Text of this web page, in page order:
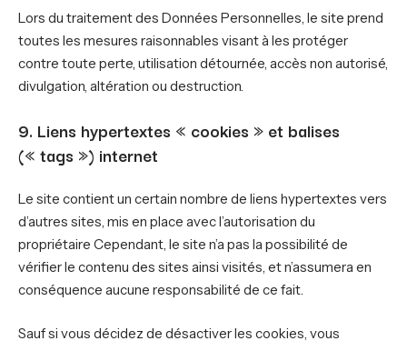
Lors du traitement des Données Personnelles, le site prend
toutes les mesures raisonnables visant à les protéger
contre toute perte, utilisation détournée, accès non autorisé,
divulgation, altération ou destruction.
9. Liens hypertextes « cookies » et balises
(« tags ») internet
Le site contient un certain nombre de liens hypertextes vers
d’autres sites, mis en place avec l’autorisation du
propriétaire Cependant, le site n’a pas la possibilité de
vérifier le contenu des sites ainsi visités, et n’assumera en
conséquence aucune responsabilité de ce fait.
Sauf si vous décidez de désactiver les cookies, vous